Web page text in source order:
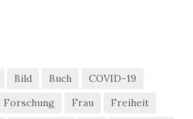
Bild Buch
COVID-19
Forschung Frau
Freiheit